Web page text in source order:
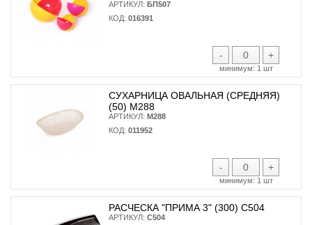
АРТИКУЛ: БП507
КОД: 016391
- +
минимум: 1 шт
СУХАРНИЦА ОВАЛЬНАЯ (СРЕДНЯЯ)
(50) М288
АРТИКУЛ: М288
КОД: 011952
- +
минимум: 1 шт
РАСЧЕСКА "ПРИМА 3" (300) С504
АРТИКУЛ: С504